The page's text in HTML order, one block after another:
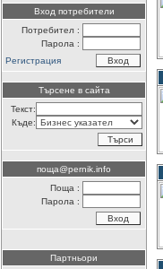
Вход потребители
Потребител :
Парола :
Регистрация
Търсене в сайта
Текст:
Къде:
поща@pernik.info
Поща :
Парола :
Партньори